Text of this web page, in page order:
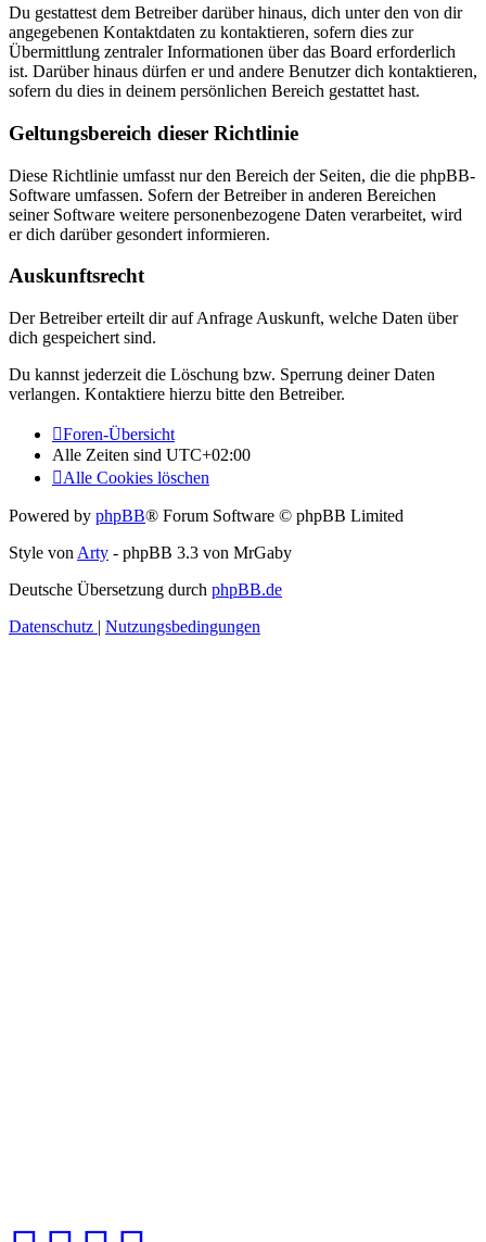
Du gestattest dem Betreiber darüber hinaus, dich unter den von dir
angegebenen Kontaktdaten zu kontaktieren, sofern dies zur
Übermittlung zentraler Informationen über das Board erforderlich
ist. Darüber hinaus dürfen er und andere Benutzer dich kontaktieren,
sofern du dies in deinem persönlichen Bereich gestattet hast.
Geltungsbereich dieser Richtlinie
Diese Richtlinie umfasst nur den Bereich der Seiten, die die phpBB-
Software umfassen. Sofern der Betreiber in anderen Bereichen
seiner Software weitere personenbezogene Daten verarbeitet, wird
er dich darüber gesondert informieren.
Auskunftsrecht
Der Betreiber erteilt dir auf Anfrage Auskunft, welche Daten über
dich gespeichert sind.
Du kannst jederzeit die Löschung bzw. Sperrung deiner Daten
verlangen. Kontaktiere hierzu bitte den Betreiber.
Foren-Übersicht
Alle Zeiten sind UTC+02:00
Alle Cookies löschen
Powered by phpBB® Forum Software © phpBB Limited
Style von Arty - phpBB 3.3 von MrGaby
Deutsche Übersetzung durch phpBB.de
Datenschutz | Nutzungsbedingungen